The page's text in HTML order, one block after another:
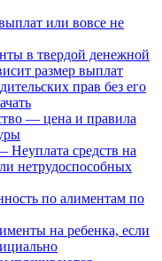
или вовсе не
в твердой денежной
размер выплат
прав без его
— цена и правила
средств на
нетрудоспособных
по алиментам по
на ребенка, если